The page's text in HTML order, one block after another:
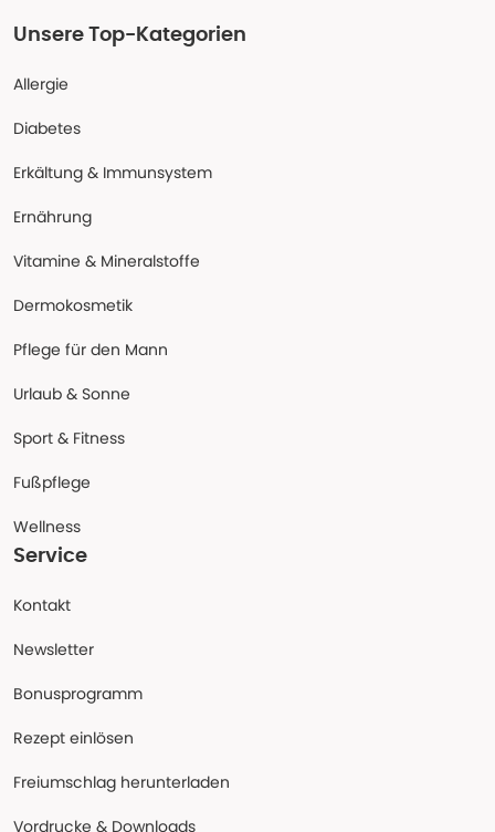
Unsere Top-Kategorien
Allergie
Diabetes
Erkältung & Immunsystem
Ernährung
Vitamine & Mineralstoffe
Dermokosmetik
Pflege für den Mann
Urlaub & Sonne
Sport & Fitness
Fußpflege
Wellness
Service
Kontakt
Newsletter
Bonusprogramm
Rezept einlösen
Freiumschlag herunterladen
Vordrucke & Downloads